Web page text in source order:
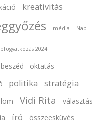
kreativitás
média Nap
2024
oktatás
politika stratégia
Vidi Rita
választás
író
összeesküvés